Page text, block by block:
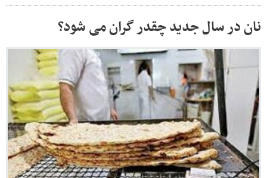
نان در سال جدید چقدر گران می شود؟